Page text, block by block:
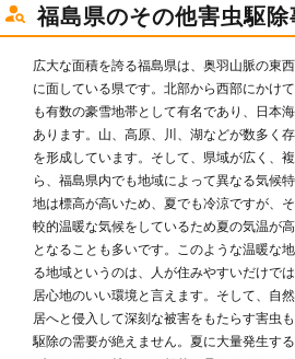
福島県のその他害虫駆除
広大な面積を誇る福島県は、奥羽山脈の東
に面している県です。北部から西部にかけ
も有数の豪雪地帯として有名であり、日本
あります。山、高原、川、湖などが数多く
を形成しています。そして、県域が広く、
ら、福島県内でも地域によって異なる気候
地は標高が高いため、夏でも冷涼ですが、
較的温暖な気候をしているため夏の気温が
となることも多いです。このような温暖な
る地域というのは、人が住みやすいだけで
居心地のいい環境と言えます。そして、自
居へと侵入して深刻な被害をもたらす害虫
駆除の需要が絶えません。夏に大量発生す